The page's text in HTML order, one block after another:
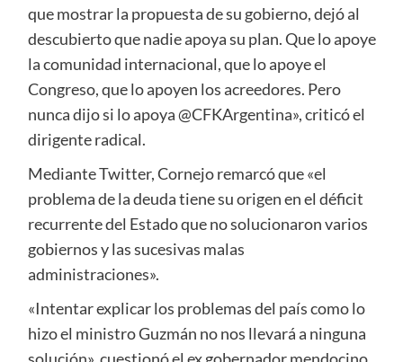
que mostrar la propuesta de su gobierno, dejó al
descubierto que nadie apoya su plan. Que lo apoye
la comunidad internacional, que lo apoye el
Congreso, que lo apoyen los acreedores. Pero
nunca dijo si lo apoya @CFKArgentina», criticó el
dirigente radical.
Mediante Twitter, Cornejo remarcó que «el
problema de la deuda tiene su origen en el déficit
recurrente del Estado que no solucionaron varios
gobiernos y las sucesivas malas
administraciones».
«Intentar explicar los problemas del país como lo
hizo el ministro Guzmán no nos llevará a ninguna